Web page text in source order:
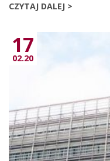
CZYTAJ DALEJ >
17
02.20